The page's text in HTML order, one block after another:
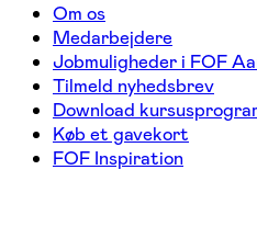
Om os
Medarbejdere
Jobmuligheder i FOF
Tilmeld nyhedsbrev
Download
Køb et gavekort
FOF Inspiration